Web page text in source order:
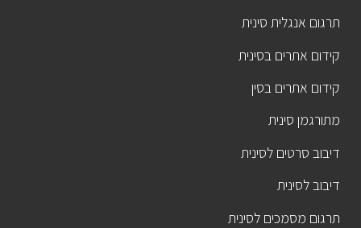
תרגום אנגלית סינית
קידום אתרים בסינית
קידום אתרים בסין
מתורגמן סינית
דיבוב סרטים לסינית
דיבוב לסינית
תרגום מסמכים לסינית